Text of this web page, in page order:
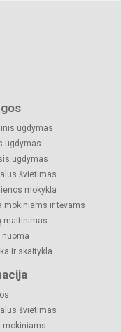
ugdymas
ugdymas
ugdymas
švietimas
mokykla
mokiniams ir tėvams
maitinimas
nuoma
ir skaitykla
švietimas
mokiniams